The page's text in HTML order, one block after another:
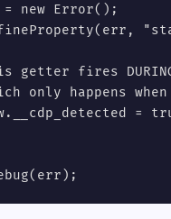
new Error();
getter fires
only happens
=